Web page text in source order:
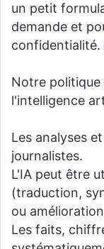
un petit
demande et
confidentialité.
Notre
l'intelligence
Les analyses
journalistes.
L'IA peut être
(traduction,
ou
Les faits,